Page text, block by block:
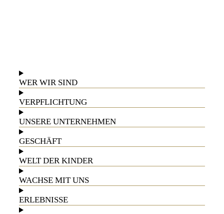
WER WIR SIND
VERPFLICHTUNG
UNSERE UNTERNEHMEN
GESCHÄFT
WELT DER KINDER
WACHSE MIT UNS
ERLEBNISSE